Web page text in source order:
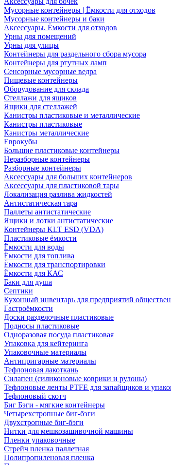
Мусорные контейнеры | Ёмкости для отходов
Мусорные контейнеры и баки
Аксессуары. Ёмкости для отходов
Урны для помещений
Урны для улицы
Контейнеры для раздельного сбора мусора
Контейнеры для ртутных ламп
Сенсорные мусорные ведра
Пищевые контейнеры
Оборудование для склада
Стеллажи для ящиков
Ящики для стеллажей
Канистры пластиковые и металлические
Канистры пластиковые
Канистры металлические
Еврокубы
Большие пластиковые контейнеры
Неразборные контейнеры
Разборные контейнеры
Аксессуары для больших контейнеров
Аксессуары для пластиковой тары
Локализация разлива жидкостей
Антистатическая тара
Паллеты антистатические
Ящики и лотки антистатические
Контейнеры KLT ESD (VDA)
Пластиковые ёмкости
Ёмкости для воды
Ёмкости для топлива
Ёмкости для транспортировки
Ёмкости для КАС
Баки для душа
Септики
Кухонный инвентарь для предприятий
Гастроёмкости
Доски разделочные пластиковые
Подносы пластиковые
Одноразовая посуда пластиковая
Упаковка для кейтеринга
Упаковочные материалы
Антипригарные материалы
Тефлоновая лакоткань
Силапен (силиконовые коврики и рулоны)
Тефлоновые ленты PTFE для запайщиков и
Тефлоновый скотч
Биг Бэги - мягкие контейнеры
Четырехстропные биг-бэги
Двухстропные биг-бэги
Нитки для мешкозашивочной машины
Пленки упаковочные
Стрейч пленка паллетная
Полипропиленовая пленка